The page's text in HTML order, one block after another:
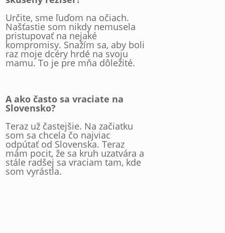
Určite, sme ľuďom na očiach.
Našťastie som nikdy nemusela
pristupovať na nejaké
kompromisy. Snažím sa, aby boli
raz moje dcéry hrdé na svoju
mamu. To je pre mňa dôležité.
A ako často sa vraciate na
Slovensko?
Teraz už častejšie. Na začiatku
som sa chcela čo najviac
odpútať od Slovenska. Teraz
mám pocit, že sa kruh uzatvára a
stále radšej sa vraciam tam, kde
som vyrástla.